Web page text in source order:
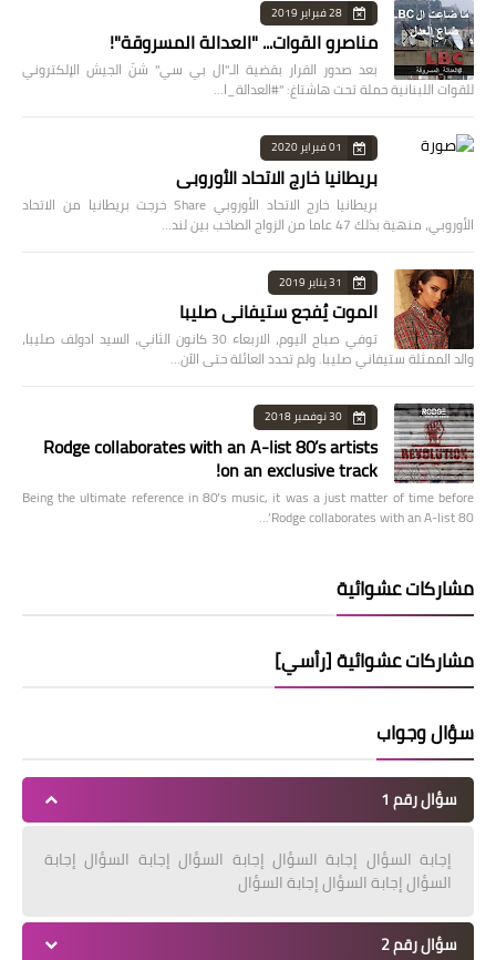
28 فبراير 2019
مناصرو القوات... "العدالة المسروقة"!
بعد صدور القرار بقضية الـ"ال بي سي" شنّ الجيش الإلكتروني
للقوات اللبنانية حملة تحت هاشتاغ: "#العدالة_ا…
01 فبراير 2020
بريطانيا خارج الاتحاد الأوروبي
بريطانيا خارج الاتحاد الأوروبي Share خرجت بريطانيا من الاتحاد
الأوروبي، منهية بذلك 47 عاما من الزواج الصاخب بين لند…
31 يناير 2019
الموت يُفجع ستيفاني صليبا
توفي صباح اليوم، الاربعاء 30 كانون الثاني، السيد ادولف صليبا،
والد الممثلة ستيفاني صليبا. ولم تحدد العائلة حتى الآن…
30 نوفمبر 2018
Rodge collaborates with an A-list 80’s artists
on an exclusive track!
Being the ultimate reference in 80’s music, it was a just matter of time before
Rodge collaborates with an A-list 80’…
مشاركات عشوائية
مشاركات عشوائية [رأسي]
سؤال وجواب
سؤال رقم 1
إجابة السؤال إجابة السؤال إجابة السؤال إجابة السؤال إجابة
السؤال إجابة السؤال إجابة السؤال
سؤال رقم 2